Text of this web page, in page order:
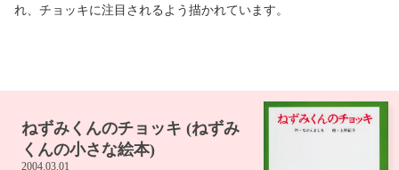
れ、チョッキに注目されるよう描かれています。